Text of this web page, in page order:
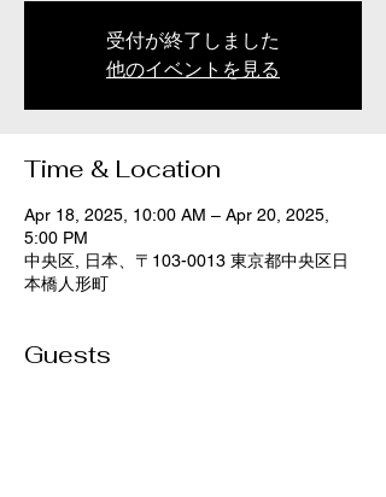
受付が終了しました
他のイベントを見る
Time & Location
Apr 18, 2025, 10:00 AM – Apr 20, 2025,
5:00 PM
中央区, 日本、〒103-0013 東京都中央区日
本橋人形町
Guests